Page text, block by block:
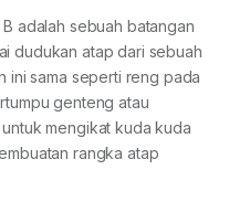
adalah sebuah batangan
dudukan atap dari sebuah
ini sama seperti reng pada
genteng atau
mengikat kuda kuda
rangka atap